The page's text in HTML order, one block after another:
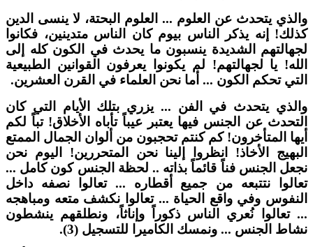
يتحدث عن العلوم ... العلوم البحتة، لا ينسى الدين
إنه يذكر الناس بيوم كان الناس متدينين، فكانوا
الشديدة ينسبون ما يحدث في الكون كله إلى
يا لجهالتهم! لم يكونوا يعرفون القوانين الطبيعية
تحكم الكون ... أما نحن العلماء في القرن العشرين.
يتحدث في الفن ... يزري بتلك الأيام التي كان
عن الجنس فيها يعتبر عيباً تأباه الأخلاق! تباً لكم
المتأخرون! كم كنتم تحجبون من ألوان الجمال الممتع
الأخاذ! انظروا إلينا نحن المتحررين! اليوم نحن
الجنس فناً قائماً بذاته .. لحظة الجنس كون كامل ...
نتتبعه من جميع أقطاره ... تعالوا نصفه داخل
وفي واقع الحياة ... تعالوا نكشف متعه ومباهجه
تعالوا نُعري الناس ذكوراً وإناثاً، ونطلقهم ينشطون
الجنس ... ونمسك الكاميرا للتسجيل (3).